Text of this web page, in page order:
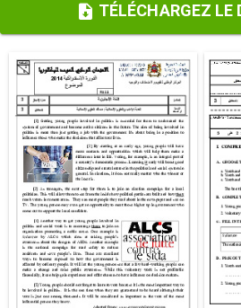
TÉLÉCHARGEZ LE